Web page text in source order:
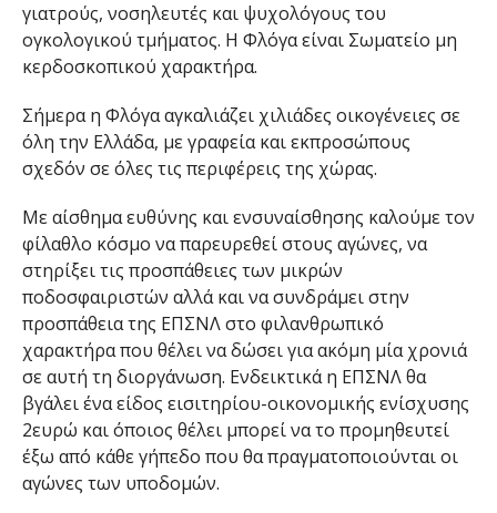
γιατρούς, νοσηλευτές και ψυχολόγους του
ογκολογικού τμήματος. Η Φλόγα είναι Σωματείο μη
κερδοσκοπικού χαρακτήρα.
Σήμερα η Φλόγα αγκαλιάζει χιλιάδες οικογένειες σε
όλη την Ελλάδα, με γραφεία και εκπροσώπους
σχεδόν σε όλες τις περιφέρεις της χώρας.
Με αίσθημα ευθύνης και ενσυναίσθησης καλούμε τον
φίλαθλο κόσμο να παρευρεθεί στους αγώνες, να
στηρίξει τις προσπάθειες των μικρών
ποδοσφαιριστών αλλά και να συνδράμει στην
προσπάθεια της ΕΠΣΝΛ στο φιλανθρωπικό
χαρακτήρα που θέλει να δώσει για ακόμη μία χρονιά
σε αυτή τη διοργάνωση. Ενδεικτικά η ΕΠΣΝΛ θα
βγάλει ένα είδος εισιτηρίου-οικονομικής ενίσχυσης
2ευρώ και όποιος θέλει μπορεί να το προμηθευτεί
έξω από κάθε γήπεδο που θα πραγματοποιούνται οι
αγώνες των υποδομών.